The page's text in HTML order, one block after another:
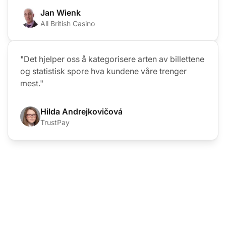
Jan Wienk
All British Casino
"Det hjelper oss å kategorisere arten av billettene
og statistisk spore hva kundene våre trenger
mest."
Hilda Andrejkovičová
TrustPay